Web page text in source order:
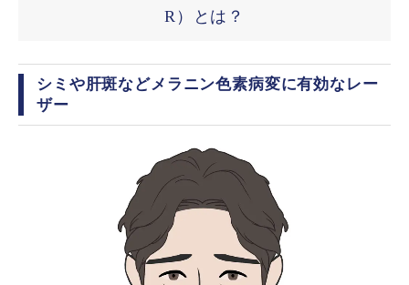
R）とは？
シミや肝斑などメラニン色素病変に有効なレー
ザー